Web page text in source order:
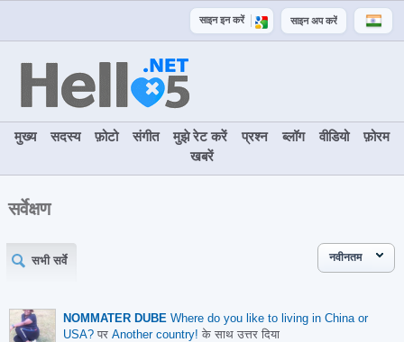
साइन इन करें साइन अप करें
मुख्य सदस्य फ़ोटो संगीत मुझे रेट करें प्रश्न ब्लॉग वीडियो
फ़ोरम
खबरें
सर्वेक्षण
सभी सर्वे नवीनतम
NOMMATER DUBE Where do you like to living in China or
USA? पर Another country! के साथ उत्तर दिया